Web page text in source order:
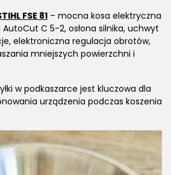
FSE 81 – mocna kosa elektryczna
C 5-2, osłona silnika, uchwyt
elektroniczna regulacja obrotów,
mniejszych powierzchni i
w podkaszarce jest kluczowa dla
urządzenia podczas koszenia